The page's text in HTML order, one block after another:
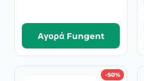
Αγορά Fungent
-50%